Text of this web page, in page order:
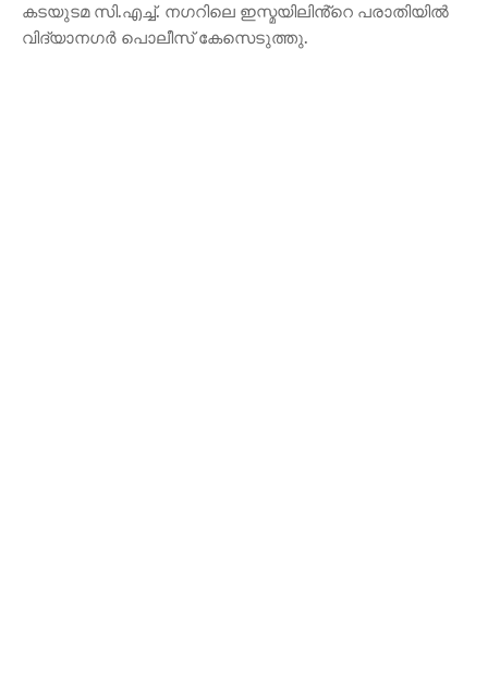
കടയുടമ സി.എച്ച്. നഗറിലെ ഇസ്മയിലിൻ്റെ പരാതിയിൽ
വിദ്യാനഗർ പൊലീസ് കേസെടുത്തു.